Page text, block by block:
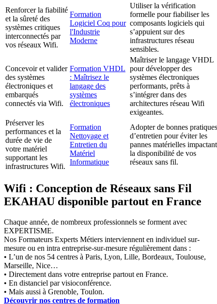
Renforcer la fiabilité
et la sûreté des
systèmes critiques
interconnectés par
vos réseaux Wifi.
Formation
Logiciel Coq pour
l'Industrie
Moderne
Utiliser la vérification
formelle pour fiabiliser les
composants logiciels qui
s’appuient sur des
infrastructures réseau
sensibles.
Concevoir et valider
des systèmes
électroniques et
embarqués
connectés via Wifi.
Formation VHDL
: Maîtrisez le
langage des
systèmes
électroniques
Maîtriser le langage VHDL
pour développer des
systèmes électroniques
performants, prêts à
s’intégrer dans des
architectures réseau Wifi
exigeantes.
Préserver les
performances et la
durée de vie de
votre matériel
supportant les
infrastructures Wifi.
Formation
Nettoyage et
Entretien du
Matériel
Informatique
Adopter de bonnes pratiques
d’entretien pour éviter les
pannes matérielles impactant
la disponibilité de vos
réseaux sans fil.
Wifi : Conception de Réseaux sans Fil
EKAHAU disponible partout en France
Chaque année, de nombreux professionnels se forment avec
EXPERTISME.
Nos Formateurs Experts Métiers interviennent en individuel sur-
mesure ou en intra entreprise-sur-mesure régulièrement dans :
• L’un de nos 54 centres à Paris, Lyon, Lille, Bordeaux, Toulouse,
Marseille, Nice…
• Directement dans votre entreprise partout en France.
• En distanciel par visioconférence.
• Mais aussi à Grenoble, Toulon.
Découvrir nos centres de formation